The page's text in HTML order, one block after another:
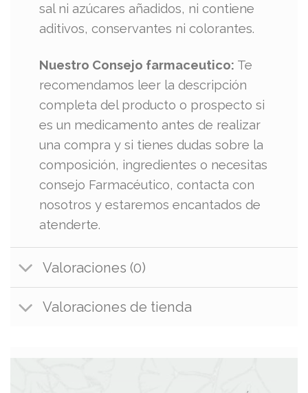
sal ni azúcares añadidos, ni contiene
aditivos, conservantes ni colorantes.
Nuestro Consejo farmaceutico: Te
recomendamos leer la descripción
completa del producto o prospecto si
es un medicamento antes de realizar
una compra y si tienes dudas sobre la
composición, ingredientes o necesitas
consejo Farmacéutico, contacta con
nosotros y estaremos encantados de
atenderte.
Valoraciones (0)
Valoraciones de tienda